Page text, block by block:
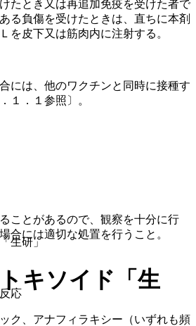
たとき又は再追加免疫を受けた者で
る負傷を受けたときは、直ちに本剤
を皮下又は筋肉内に注射する。
には、他のワクチンと同時に接種す
１．１参照〕。
ことがあるので、観察を十分に行
合には適切な処置を行うこと。
応
ク、アナフィラキシー（いずれも頻
生研」
キソイド「生